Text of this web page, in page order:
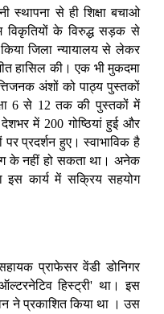
स्थापना से ही शिक्षा बचाओ
विकृतियों के विरुद्ध सड़क से
जिला न्यायालय से लेकर
हासिल की। एक भी मुकदमा
अंशों को पाठ्य पुस्तकों
6 से 12 तक की पुस्तकों में
में 200 गोष्ठियां हुई और
प्रदर्शन हुए। स्वाभाविक है
के नहीं हो सकता था। अनेक
इस कार्य में सक्रिय सहयोग
प्राफेसर वेंडी डोनिगर
हिस्ट्री' था। इस
ने प्रकाशित किया था । उस